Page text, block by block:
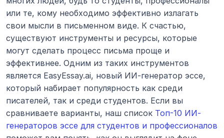
или те, кому необходимо эффективно излагать
свои мысли в письменном виде. К счастью,
существуют инструменты и ресурсы, которые
могут сделать процесс письма проще и
эффективнее. Одним из таких инструментов
является EasyEssay.ai, новый ИИ-генератор эссе,
который набирает популярность как среди
писателей, так и среди студентов. Если вы
сравниваете варианты, наш список Топ-10 ИИ-
генераторов эссе для студентов и профессионалов